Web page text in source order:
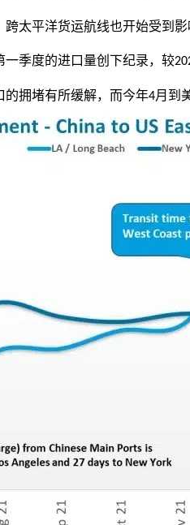
太平洋货运航线也开始受到影
一季度的进口量创下纪录，较
的拥堵有所缓解，而今年4月到